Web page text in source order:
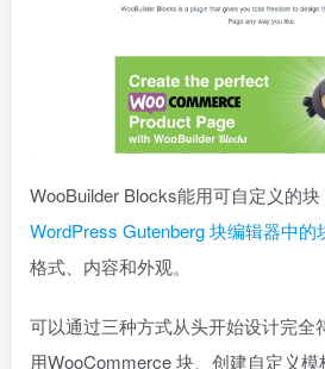
WooBuilder Blocks能用可自定义的块
WordPress Gutenberg 块编辑器中的
格式、内容和外观。
可以通过三种方式从头开始设计完全
用WooCommerce 块、创建自定义